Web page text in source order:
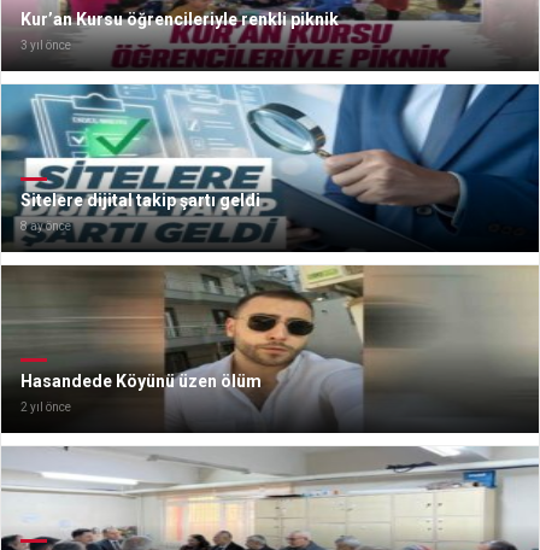
Kur’an Kursu öğrencileriyle renkli piknik
3 yıl önce
Sitelere dijital takip şartı geldi
8 ay önce
Hasandede Köyünü üzen ölüm
2 yıl önce